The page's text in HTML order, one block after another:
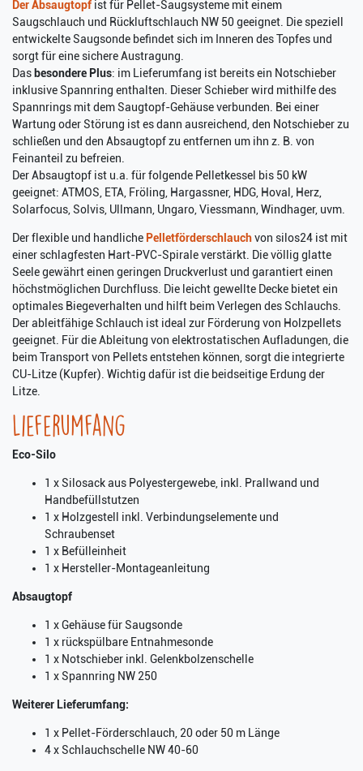
Der Absaugtopf ist für Pellet-Saugsysteme mit einem
Saugschlauch und Rückluftschlauch NW 50 geeignet. Die speziell
entwickelte Saugsonde befindet sich im Inneren des Topfes und
sorgt für eine sichere Austragung.
Das besondere Plus: im Lieferumfang ist bereits ein Notschieber
inklusive Spannring enthalten. Dieser Schieber wird mithilfe des
Spannrings mit dem Saugtopf-Gehäuse verbunden. Bei einer
Wartung oder Störung ist es dann ausreichend, den Notschieber zu
schließen und den Absaugtopf zu entfernen um ihn z. B. von
Feinanteil zu befreien.
Der Absaugtopf ist u.a. für folgende Pelletkessel bis 50 kW
geeignet: ATMOS, ETA, Fröling, Hargassner, HDG, Hoval, Herz,
Solarfocus, Solvis, Ullmann, Ungaro, Viessmann, Windhager, uvm.
Der flexible und handliche Pelletförderschlauchvon silos24 ist mit
einer schlagfesten Hart-PVC-Spirale verstärkt. Die völlig glatte
Seele gewährt einen geringen Druckverlust und garantiert einen
höchstmöglichen Durchfluss. Die leicht gewellte Decke bietet ein
optimales Biegeverhalten und hilft beim Verlegen des Schlauchs.
Der ableitfähige Schlauch ist ideal zur Förderung von Holzpellets
geeignet. Für die Ableitung von elektrostatischen Aufladungen, die
beim Transport von Pellets entstehen können, sorgt die integrierte
CU-Litze (Kupfer). Wichtig dafür ist die beidseitige Erdung der
Litze.
Lieferumfang
Eco-Silo
1 x Silosack aus Polyestergewebe, inkl. Prallwand und
Handbefüllstutzen
1 x Holzgestell inkl. Verbindungselemente und
Schraubenset
1 x Befülleinheit
1 x Hersteller-Montageanleitung
Absaugtopf
1 x Gehäuse für Saugsonde
1 x rückspülbare Entnahmesonde
1 x Notschieber inkl. Gelenkbolzenschelle
1 x Spannring NW 250
Weiterer Lieferumfang:
1 x Pellet-Förderschlauch, 20 oder 50 m Länge
4 x Schlauchschelle NW 40-60